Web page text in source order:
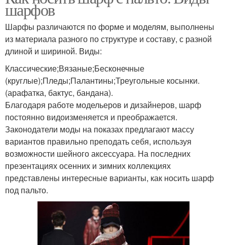
шарфов
Шарфы различаются по форме и моделям, выполнены
из материала разного по структуре и составу, с разной
длиной и шириной. Виды:
Классические;Вязаные;Бесконечные
(круглые);Пледы;Палантины;Треугольные косынки.
(арафатка, бактус, бандана).
Благодаря работе модельеров и дизайнеров, шарф
постоянно видоизменяется и преображается.
Законодатели моды на показах предлагают массу
вариантов правильно преподать себя, используя
возможности шейного аксессуара. На последних
презентациях осенних и зимних коллекциях
представлены интересные варианты, как носить шарф
под пальто.